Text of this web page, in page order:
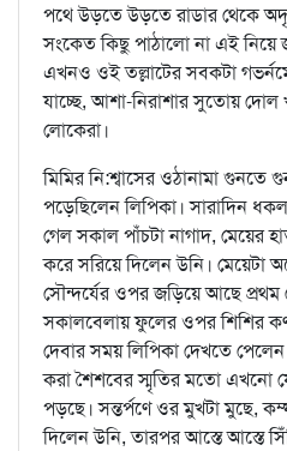
পথে উড়তে উড়তে রাডার থেকে
সংকেত কিছু পাঠালো না এই নিয়ে
এখনও ওই তল্লাটের সবকটা
যাচ্ছে, আশা-নিরাশার সুতোয় দোল
লোকেরা।
মিমির নি:শ্বাসের ওঠানামা
পড়েছিলেন লিপিকা। সারাদিন
গেল সকাল পাঁচটা নাগাদ, মেয়ের
করে সরিয়ে দিলেন উনি। মেয়েটা
সৌন্দর্যের ওপর জড়িয়ে আছে
সকালবেলায় ফুলের ওপর শিশির
দেবার সময় লিপিকা দেখতে
করা শৈশবের স্মৃতির মতো এখনো
পড়ছে। সন্তর্পণে ওর মুখটা মুছে,
দিলেন উনি, তারপর আস্তে আস্তে